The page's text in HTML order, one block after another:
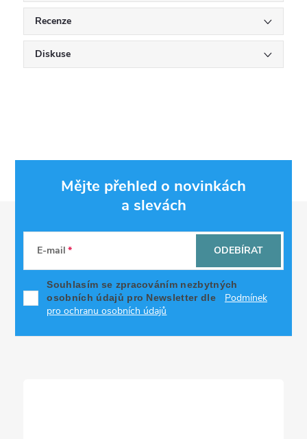
Recenze
Diskuse
Mějte přehled o novinkách
a slevách
E-mail
Souhlasím se zpracováním nezbytných
osobních údajů pro Newsletter dle
Podmínek
pro ochranu osobních údajů
ODEBÍRAT